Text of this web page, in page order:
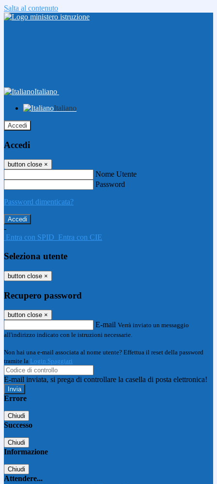
Salta al contenuto
Italiano
Italiano
Accedi
Accedi
button close ×
Nome Utente
Password
Password dimenticata?
-
Entra con SPID Entra con CIE
Seleziona utente
button close ×
Recupero password
button close ×
E-mail Verrà inviato un messaggio
all'indirizzo indicato con le istruzioni necessarie.
Non hai una e-mail associata al nome utente? Effettua il reset della password
tramite la Login Spaggiari
E-mail inviata, si prega di controllare la casella di posta elettronica!
Errore
Chiudi
Successo
Chiudi
Informazione
Chiudi
Attendere...